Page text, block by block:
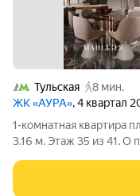
Тульская
8 мин.
ЖК «АУРА», 4 квартал
1-комнатная квартира
3.16 м. Этаж 35 из 41. О
состоит из 42-этажной
Серебряной. Рядом